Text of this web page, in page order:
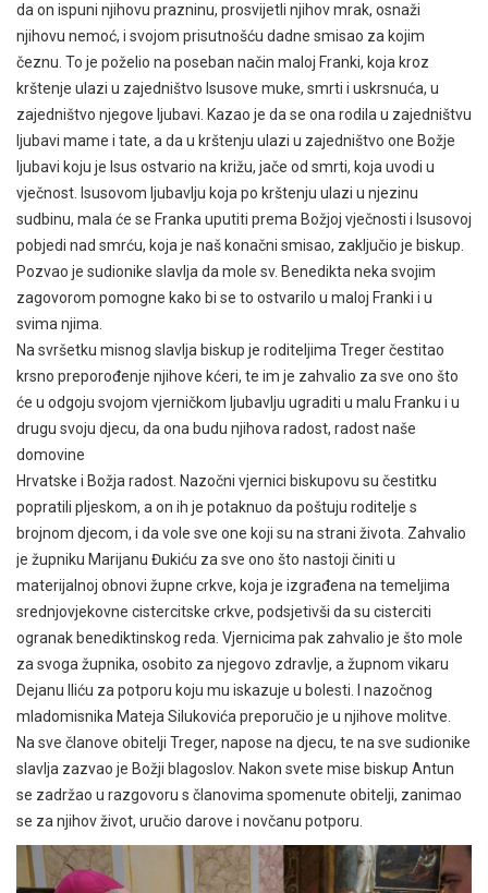
da on ispuni njihovu prazninu, prosvijetli njihov mrak, osnaži
njihovu nemoć, i svojom prisutnošću dadne smisao za kojim
čeznu. To je poželio na poseban način maloj Franki, koja kroz
krštenje ulazi u zajedništvo Isusove muke, smrti i uskrsnuća, u
zajedništvo njegove ljubavi. Kazao je da se ona rodila u zajedništvu
ljubavi mame i tate, a da u krštenju ulazi u zajedništvo one Božje
ljubavi koju je Isus ostvario na križu, jače od smrti, koja uvodi u
vječnost. Isusovom ljubavlju koja po krštenju ulazi u njezinu
sudbinu, mala će se Franka uputiti prema Božjoj vječnosti i Isusovoj
pobjedi nad smrću, koja je naš konačni smisao, zaključio je biskup.
Pozvao je sudionike slavlja da mole sv. Benedikta neka svojim
zagovorom pomogne kako bi se to ostvarilo u maloj Franki i u
svima njima.
Na svršetku misnog slavlja biskup je roditeljima Treger čestitao
krsno preporođenje njihove kćeri, te im je zahvalio za sve ono što
će u odgoju svojom vjerničkom ljubavlju ugraditi u malu Franku i u
drugu svoju djecu, da ona budu njihova radost, radost naše
domovine
Hrvatske i Božja radost. Nazočni vjernici biskupovu su čestitku
popratili pljeskom, a on ih je potaknuo da poštuju roditelje s
brojnom djecom, i da vole sve one koji su na strani života. Zahvalio
je župniku Marijanu Đukiću za sve ono što nastoji činiti u
materijalnoj obnovi župne crkve, koja je izgrađena na temeljima
srednjovjekovne cistercitske crkve, podsjetivši da su cisterciti
ogranak benediktinskog reda. Vjernicima pak zahvalio je što mole
za svoga župnika, osobito za njegovo zdravlje, a župnom vikaru
Dejanu Iliću za potporu koju mu iskazuje u bolesti. I nazočnog
mladomisnika Mateja Silukovića preporučio je u njihove molitve.
Na sve članove obitelji Treger, napose na djecu, te na sve sudionike
slavlja zazvao je Božji blagoslov. Nakon svete mise biskup Antun
se zadržao u razgovoru s članovima spomenute obitelji, zanimao
se za njihov život, uručio darove i novčanu potporu.